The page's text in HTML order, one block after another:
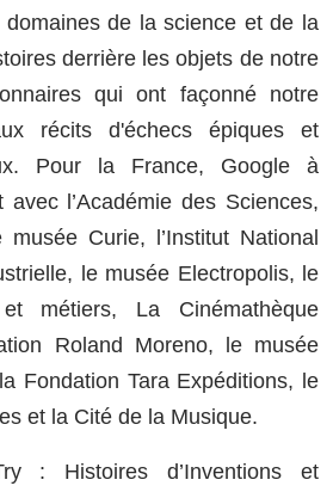
de la science et de la
derrière les objets de notre
qui ont façonné notre
récits d'échecs épiques et
Pour la France, Google à
avec l’Académie des Sciences,
musée Curie, l’Institut National
le musée Electropolis, le
métiers, La Cinémathèque
Roland Moreno, le musée
Fondation Tara Expéditions, le
et la Cité de la Musique.
: Histoires d’Inventions et